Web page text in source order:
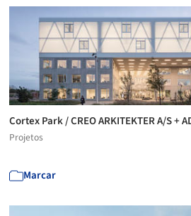
Cortex Park / CREO ARKITEKTER A/S +
Projetos
Marcar